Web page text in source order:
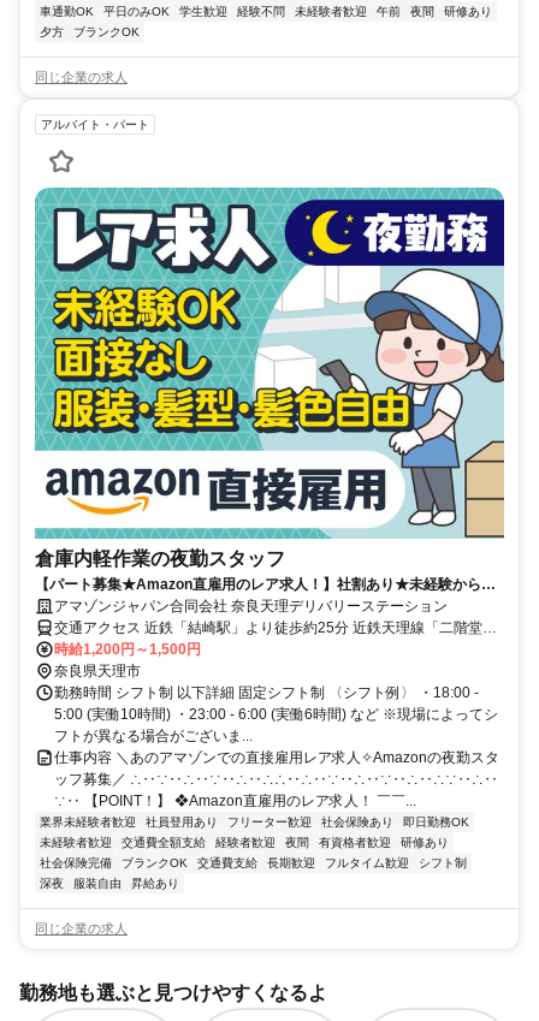
車通勤OK
平日のみOK 学生歓迎 経験不問 未経験者歓迎 午前 夜間
研修あり
夕方
ブランクOK
同じ企業の求人
アルバイト・パート
倉庫内軽作業の夜勤スタッフ
【パート募集★Amazon直雇用のレア求人！】社割あり★未経験からで
もAmazon正社員に◎髪色自由◎福利厚生充実！長期で安定雇用可能！
アマゾンジャパン合同会社 奈良天理デリバリーステーション
交通アクセス 近鉄「結崎駅」より徒歩約25分 近鉄天理線「二階堂
駅」より徒歩約28分 ※シャトルバス運行なし ※自転車通勤可 ※車通
勤可、バイク通勤不可
時給1,200円～1,500円
奈良県天理市
勤務時間 シフト制 以下詳細 固定シフト制 〈シフト例〉 ・18:00 -
5:00 (実働10時間) ・23:00 - 6:00 (実働6時間) など ※現場によってシ
フトが異なる場合がございま...
仕事内容 ＼あのアマゾンでの直接雇用レア求人✧Amazonの夜勤スタ
ッフ募集／ ∴‥∵‥∴‥∵‥∴‥∴∴‥∴‥∵‥∴‥∵‥∴‥∴∵‥∴‥
∵‥ 【POINT！】 ❖Amazon直雇用のレア求人！ ￣￣...
業界未経験者歓迎 社員登用あり フリーター歓迎 社会保険あり
即日勤務OK
未経験者歓迎
交通費全額支給 経験者歓迎 夜間 有資格者歓迎
研修あり
社会保険完備
ブランクOK 交通費支給 長期歓迎 フルタイム歓迎
シフト制
深夜
服装自由 昇給あり
同じ企業の求人
勤務地も選ぶと見つけやすくなるよ